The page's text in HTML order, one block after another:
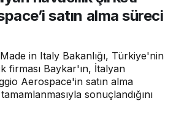
satın alma süreci
tamamlandı
satın alma süreci
in Italy Bakanlığı, Türkiye'nin
firması Baykar'ın, İtalyan
Aerospace'in satın alma
sonuçlandığını